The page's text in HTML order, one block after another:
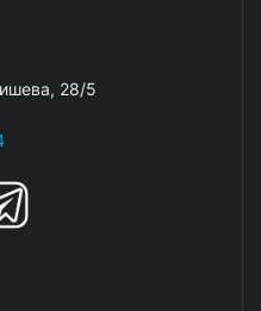
28/5